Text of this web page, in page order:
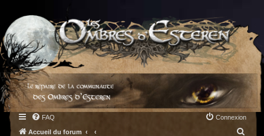
FAQ Connexion
Accueil du forum